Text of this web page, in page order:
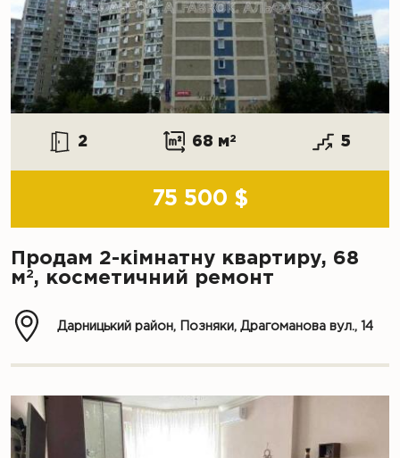
2 68 м2 5
75 500 $
Продам 2-кімнатну квартиру, 68
м2, косметичний ремонт
Дарницький район, Позняки, Драгоманова вул., 14